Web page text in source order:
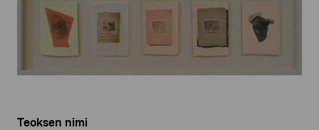
Teoksen nimi